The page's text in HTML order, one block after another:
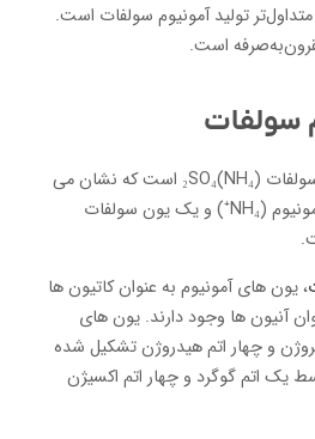
تولید آمونیوم سولفات است.
است.
سولفات
فرمول شیمیایی آمونیوم سولفات (NH₄)₂SO₄ است که نشان می
دهد این ماده از دو یون آمونیوم (NH₄⁺) و یک یون سولفات
، یون های آمونیوم به عنوان کاتیون ها
آنیون ها وجود دارند. یون های
و چهار اتم هیدروژن تشکیل شده
یک اتم گوگرد و چهار اتم اکسیژن